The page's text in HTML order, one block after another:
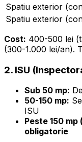
Spatiu exterior
Spatiu exterior
Cost: 400-500 lei
(300-1.000 lei/an).
2. ISU
Sub 50 mp:
50-150 mp:
ISU
Peste 150
obligatorie